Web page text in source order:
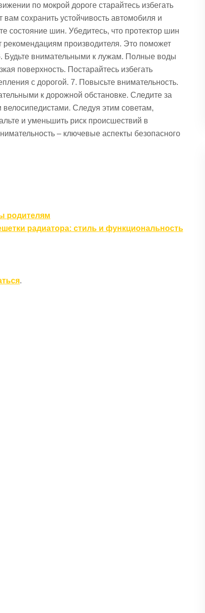
по мокрой дороге старайтесь избегать
сохранить устойчивость автомобиля и
состояние шин. Убедитесь, что протектор шин
рекомендациям производителя. Это поможет
Будьте внимательными к лужам. Полные воды
поверхность. Постарайтесь избегать
с дорогой. 7. Повысьте внимательность.
к дорожной обстановке. Следите за
Следуя этим советам,
и уменьшить риск происшествий в
– ключевые аспекты безопасного
родителям
радиатора: стиль и функциональность
.